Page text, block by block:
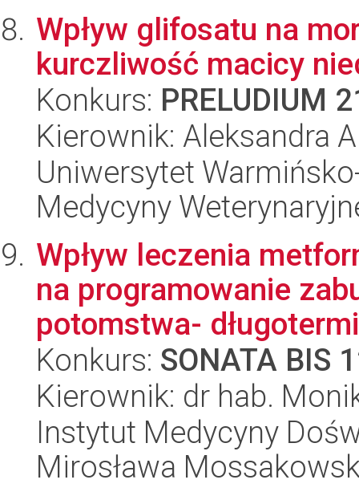
Wpływ glifosatu na
kurczliwość macicy
Konkurs: PRELUDIUM
Kierownik: Aleksandra
Uniwersytet
Medycyny
Wpływ leczenia
na programowanie
potomstwa-
Konkurs: SONATA BIS
Kierownik: dr hab.
Instytut Medycyny
Mirosława